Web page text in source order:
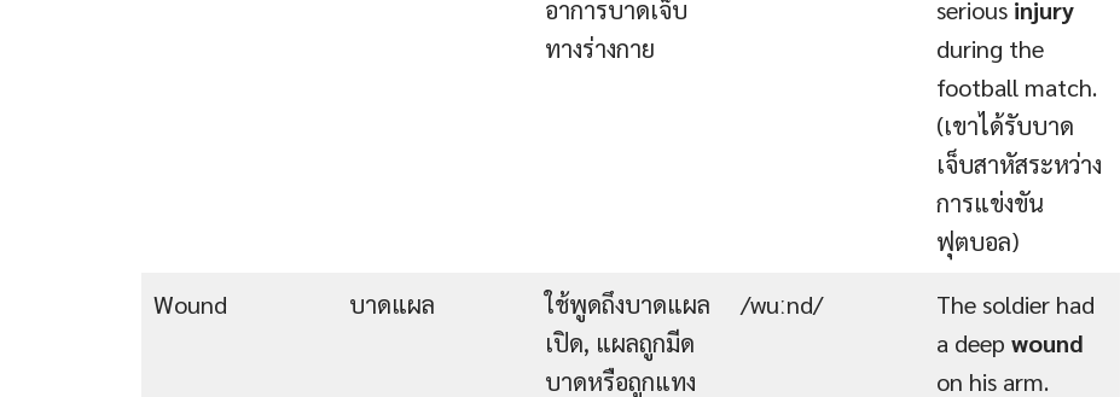
อาการบาดเจ็บ
ทางร่างกาย
serious injury
during the
football match.
(เขาได้รับบาด
เจ็บสาหัสระหว่าง
การแข่งขัน
ฟุตบอล)
Wound
บาดแผล
ใช้พูดถึงบาดแผล
เปิด, แผลถูกมีด
บาดหรือถูกแทง
/wuːnd/
The soldier had
a deep wound
on his arm.